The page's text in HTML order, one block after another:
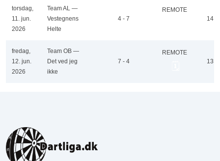
torsdag,
11. jun.
2026
Team AL —
Vestegnens
Helte
4 - 7
REMOTE
14
fredag,
12. jun.
2026
Team OB —
Det ved jeg
ikke
7 - 4
REMOTE
13